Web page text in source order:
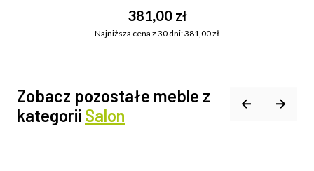
381,00 zł
Najniższa cena z 30 dni: 381,00 zł
Zobacz pozostałe meble z
kategorii Salon